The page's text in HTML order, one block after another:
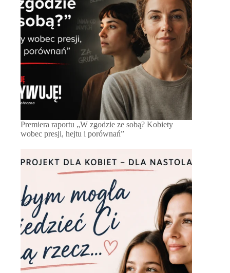
Premiera raportu „W zgodzie ze sobą? Kobiety
wobec presji, hejtu i porównań”